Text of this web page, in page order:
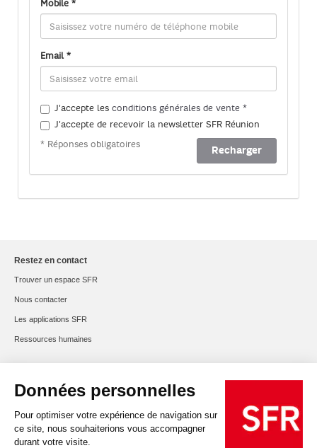
Restez en contact
Trouver un espace SFR
Nous contacter
Les applications SFR
Ressources humaines
Mot de passe oublié ?
État du réseau